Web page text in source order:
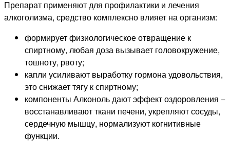
Препарат применяют для профилактики и лечения
алкоголизма, средство комплексно влияет на организм:
формирует физиологическое отвращение к
спиртному, любая доза вызывает головокружение,
тошноту, рвоту;
капли усиливают выработку гормона удовольствия,
это снижает тягу к спиртному;
компоненты Алконоль дают эффект оздоровления −
восстанавливают ткани печени, укрепляют сосуды,
сердечную мышцу, нормализуют когнитивные
функции.